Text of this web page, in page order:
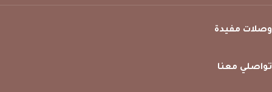
وصلات مفيدة
تواصلي معنا